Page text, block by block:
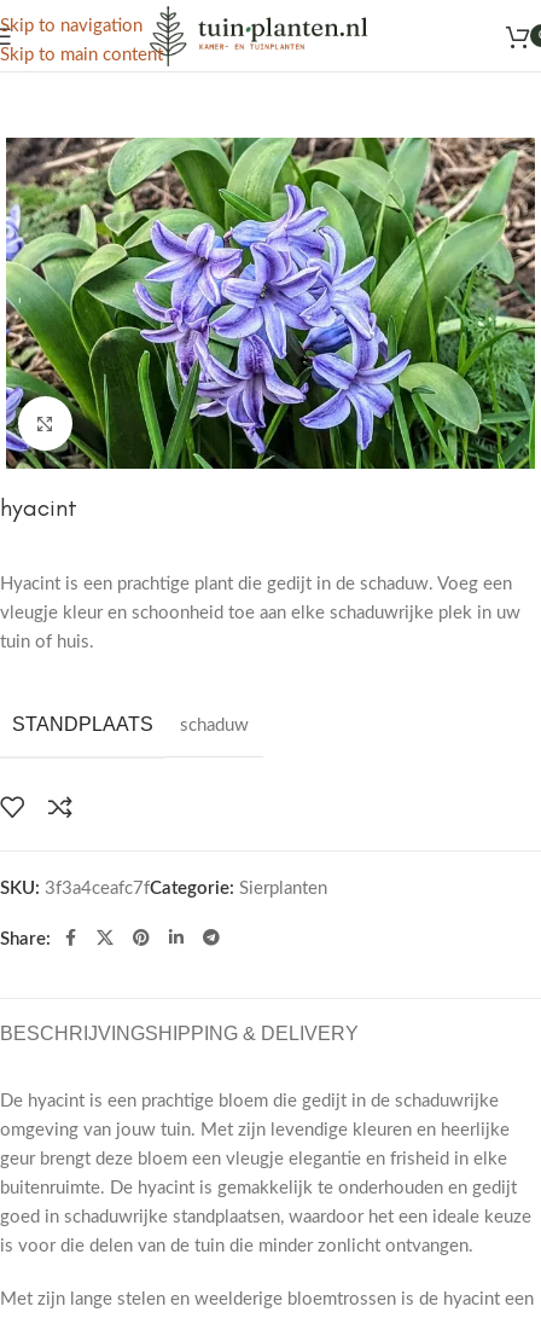
Skip to navigation
Skip to main content
Het grootste aanbod kamer- en tuinplanten
Home/ Kennisbank/Sierplanten
Click to enlarge
hyacint
Hyacint is een prachtige plant die gedijt in de schaduw. Voeg een
vleugje kleur en schoonheid toe aan elke schaduwrijke plek in uw
tuin of huis.
STANDPLAATS schaduw
SKU: 3f3a4ceafc7fCategorie: Sierplanten
Share:
BESCHRIJVINGSHIPPING & DELIVERY
De hyacint is een prachtige bloem die gedijt in de schaduwrijke
omgeving van jouw tuin. Met zijn levendige kleuren en heerlijke
geur brengt deze bloem een vleugje elegantie en frisheid in elke
buitenruimte. De hyacint is gemakkelijk te onderhouden en gedijt
goed in schaduwrijke standplaatsen, waardoor het een ideale keuze
is voor die delen van de tuin die minder zonlicht ontvangen.
Met zijn lange stelen en weelderige bloemtrossen is de hyacint een